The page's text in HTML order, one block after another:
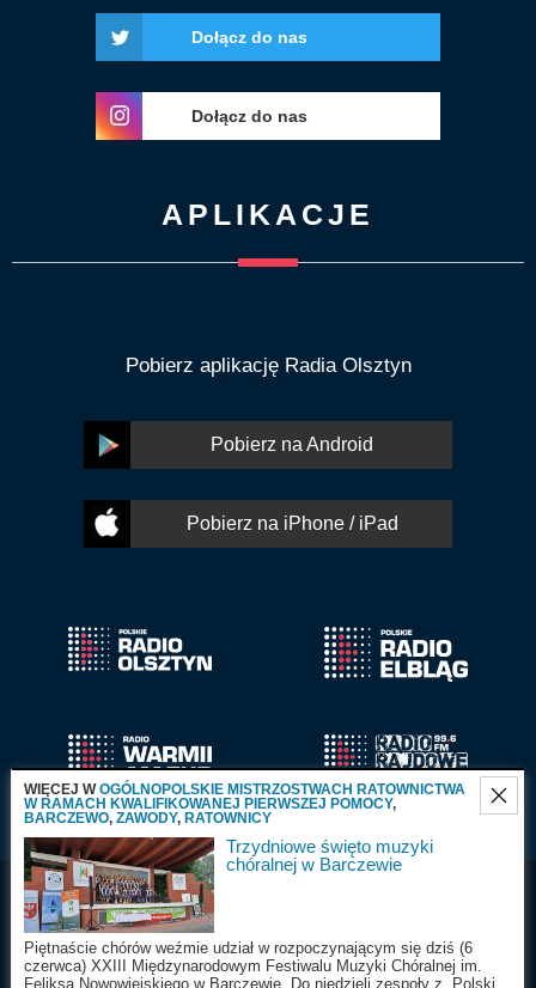
Dołącz do nas
Dołącz do nas
APLIKACJE
Pobierz aplikację Radia Olsztyn
Pobierz na Android
Pobierz na iPhone / iPad
WIĘCEJ WOGÓLNOPOLSKIE MISTRZOSTWACH RATOWNICTWA
W RAMACH KWALIFIKOWANEJ PIERWSZEJ POMOCY,
BARCZEWO, ZAWODY, RATOWNICY
Trzydniowe święto muzyki
chóralnej w Barczewie
Piętnaście chórów weźmie udział w rozpoczynającym się dziś (6
czerwca) XXIII Międzynarodowym Festiwalu Muzyki Chóralnej im.
Feliksa Nowowiejskiego w Barczewie. Do niedzieli zespoły z Polski